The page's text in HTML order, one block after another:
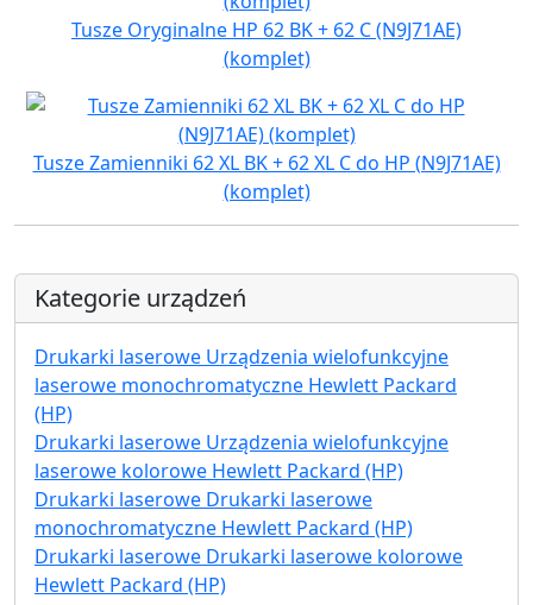
Tusze Oryginalne HP 62 BK + 62 C (N9J71AE)
(komplet)
Tusze Zamienniki 62 XL BK + 62 XL C do HP (N9J71AE)
(komplet)
Kategorie urządzeń
Drukarki laserowe Urządzenia wielofunkcyjne
laserowe monochromatyczne Hewlett Packard
(HP)
Drukarki laserowe Urządzenia wielofunkcyjne
laserowe kolorowe Hewlett Packard (HP)
Drukarki laserowe Drukarki laserowe
monochromatyczne Hewlett Packard (HP)
Drukarki laserowe Drukarki laserowe kolorowe
Hewlett Packard (HP)